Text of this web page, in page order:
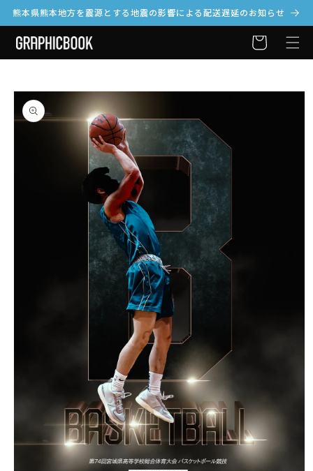
ツ
に
進
む
熊本県熊本地方を震源とする地震の影響による配送遅延のお知らせ
カ
ー
ト
商
品
情
ッ